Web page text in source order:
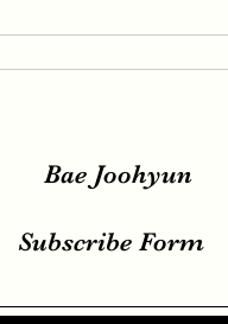
Bae Joohyun
Subscribe Form